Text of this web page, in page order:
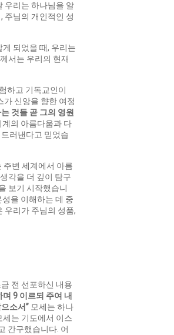
우리는 하나님을 알
주님의 개인적인 성
되었을 때, 우리는
서는 우리의 현재
하고 기독교인이
가 신앙을 향한 여정
것들 곧 그의 영원
의 아름다움과 다
러낸다고 믿었습
주변 세계에서 아름
각을 더 깊이 탐구
보기 시작했습니
을 이해하는 데 중
우리가 주님의 성품,
전 선포하신 내용
며 9 이르되 주여 내
소서” 모세는 하나
는 기도에서 이스
간구했습니다. 어